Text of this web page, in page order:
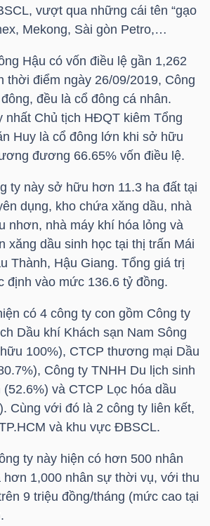
vượt qua những cái tên “gạo
Mekong, Sài gòn Petro,…
Hậu có vốn điều lệ gần 1,262
thời điểm ngày 26/09/2019, Công
đều là cổ đông cá nhân.
nhất Chủ tịch HĐQT kiêm Tổng
Huy là cổ đông lớn khi sở hữu
đương 66.65% vốn điều lệ.
ty này sở hữu hơn 11.3 ha đất tại
dụng, kho chứa xăng dầu, nhà
nhơn, nhà máy khí hóa lỏng và
xăng dầu sinh học tại thị trấn Mái
Thành, Hậu Giang. Tổng giá trị
định vào mức 136.6 tỷ đồng.
có 4 công ty con gồm Công ty
Dầu khí Khách sạn Nam Sông
100%), CTCP thương mại Dầu
Công ty TNHH Du lịch sinh
và CTCP Lọc hóa dầu
Cùng với đó là 2 công ty liên kết,
và khu vực ĐBSCL.
ty này hiện có hơn 500 nhân
1,000 nhân sự thời vụ, với thu
9 triệu đồng/tháng (mức cao tại